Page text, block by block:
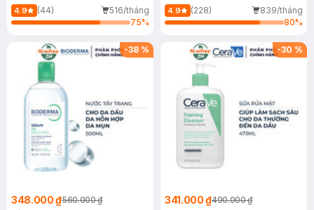
Mới)
4.9 (44)
516/tháng
75%
4.9 (228)
839/tháng
80%
-38 %
348.000 ₫560.000 ₫
-30 %
341.000 ₫490.000 ₫